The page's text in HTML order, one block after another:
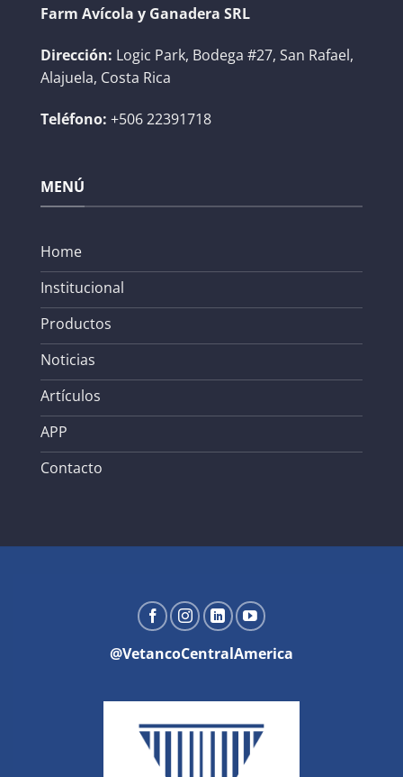
Farm Avícola y Ganadera SRL
Dirección: Logic Park, Bodega #27, San Rafael,
Alajuela, Costa Rica
Teléfono: +506 22391718
MENÚ
Home
Institucional
Productos
Noticias
Artículos
APP
Contacto
@VetancoCentralAmerica